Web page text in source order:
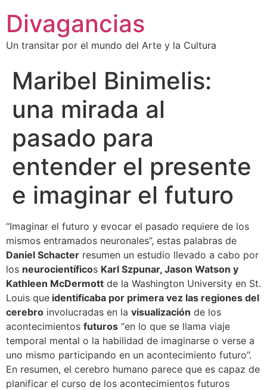
Divagancias
Un transitar por el mundo del Arte y la Cultura
Maribel Binimelis:
una mirada al
pasado para
entender el presente
e imaginar el futuro
“Imaginar el futuro y evocar el pasado requiere de los
mismos entramados neuronales”, estas palabras de
Daniel Schacter resumen un estudio llevado a cabo por
los neurocientíficos Karl Szpunar, Jason Watson y
Kathleen McDermott de la Washington University en St.
Louis que identificaba por primera vez las regiones del
cerebro involucradas en la visualización de los
acontecimientos futuros “en lo que se llama viaje
temporal mental o la habilidad de imaginarse o verse a
uno mismo participando en un acontecimiento futuro”.
En resumen, el cerebro humano parece que es capaz de
planificar el curso de los acontecimientos futuros